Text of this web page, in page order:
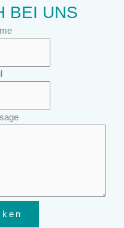
BEI UNS